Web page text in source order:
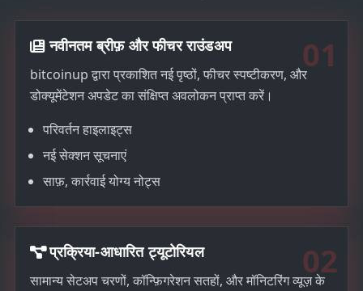
01
नवीनतम ब्रीफ़ और फीचर राउंडअप
bitcoinup द्वारा प्रकाशित नई पृष्ठों, फीचर स्पष्टीकरण, और
डोक्यूमेंटेशन अपडेट का संक्षिप्त अवलोकन प्राप्त करें।
परिवर्तन हाइलाइट्स
नई सेक्शन सूचनाएं
साफ़, कार्रवाई योग्य नोट्स
02
प्रक्रिया-आधारित ट्यूटोरियल
सामान्य सेटअप चरणों, कॉन्फ़िगरेशन सतहों, और मॉनिटरिंग व्यूज़ के